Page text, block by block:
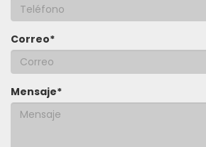
Correo*
Mensaje*